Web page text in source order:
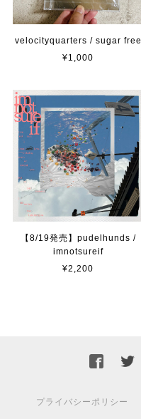
velocityquarters / sugar free
¥1,000
【8/19発売】pudelhunds /
imnotsureif
¥2,200
プライバシーポリシー